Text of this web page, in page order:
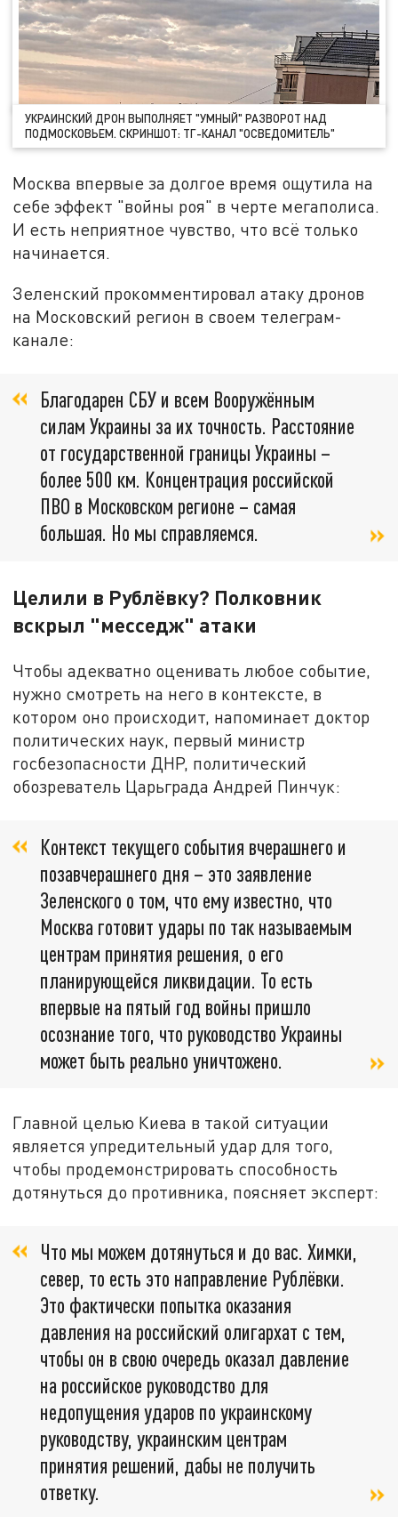
УКРАИНСКИЙ ДРОН ВЫПОЛНЯЕТ "УМНЫЙ" РАЗВОРОТ НАД
ПОДМОСКОВЬЕМ. СКРИНШОТ: ТГ-КАНАЛ "ОСВЕДОМИТЕЛЬ"
Москва впервые за долгое время ощутила на
себе эффект "войны роя" в черте мегаполиса.
И есть неприятное чувство, что всё только
начинается.
Зеленский прокомментировал атаку дронов
на Московский регион в своем телеграм-
канале:
Благодарен СБУ и всем Вооружённым
силам Украины за их точность. Расстояние
от государственной границы Украины –
более 500 км. Концентрация российской
ПВО в Московском регионе – самая
большая. Но мы справляемся.
Целили в Рублёвку? Полковник
вскрыл "месседж" атаки
Чтобы адекватно оценивать любое событие,
нужно смотреть на него в контексте, в
котором оно происходит, напоминает доктор
политических наук, первый министр
госбезопасности ДНР, политический
обозреватель Царьграда Андрей Пинчук:
Контекст текущего события вчерашнего и
позавчерашнего дня – это заявление
Зеленского о том, что ему известно, что
Москва готовит удары по так называемым
центрам принятия решения, о его
планирующейся ликвидации. То есть
впервые на пятый год войны пришло
осознание того, что руководство Украины
может быть реально уничтожено.
Главной целью Киева в такой ситуации
является упредительный удар для того,
чтобы продемонстрировать способность
дотянуться до противника, поясняет эксперт:
Что мы можем дотянуться и до вас. Химки,
север, то есть это направление Рублёвки.
Это фактически попытка оказания
давления на российский олигархат с тем,
чтобы он в свою очередь оказал давление
на российское руководство для
недопущения ударов по украинскому
руководству, украинским центрам
принятия решений, дабы не получить
ответку.